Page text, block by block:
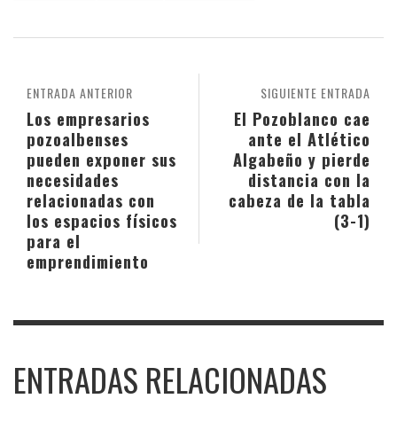
SIGUIENTE ENTRADA
El Pozoblanco cae
ante el Atlético
Algabeño y pierde
distancia con la
cabeza de la tabla
(3-1)
ENTRADA ANTERIOR
Los empresarios
pozoalbenses
pueden exponer sus
necesidades
relacionadas con
los espacios físicos
para el
emprendimiento
ENTRADAS RELACIONADAS